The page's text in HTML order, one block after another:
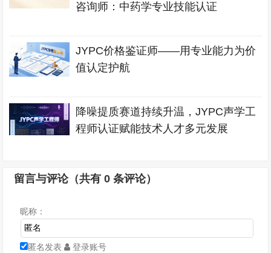
咨询师：中药学专业技能认证
JYPC价格鉴证师——用专业能力为价
值认定护航
降噪提质赛道持续升温，JYPC声学工
程师认证赋能技术人才多元发展
留言与评论（共有0 条评论）
昵称：
匿名发表 登录账号